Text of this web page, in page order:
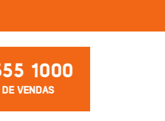
1000
VENDAS